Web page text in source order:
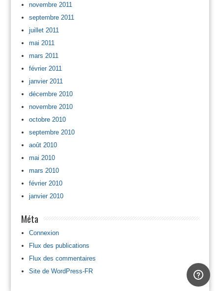
novembre 2011
septembre 2011
juillet 2011
mai 2011
mars 2011
février 2011
janvier 2011
décembre 2010
novembre 2010
octobre 2010
septembre 2010
août 2010
mai 2010
mars 2010
février 2010
janvier 2010
Méta
Connexion
Flux des publications
Flux des commentaires
Site de WordPress-FR